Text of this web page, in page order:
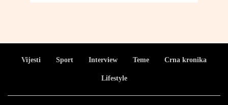
Vijesti Sport Interview Teme Crna kronika
Lifestyle